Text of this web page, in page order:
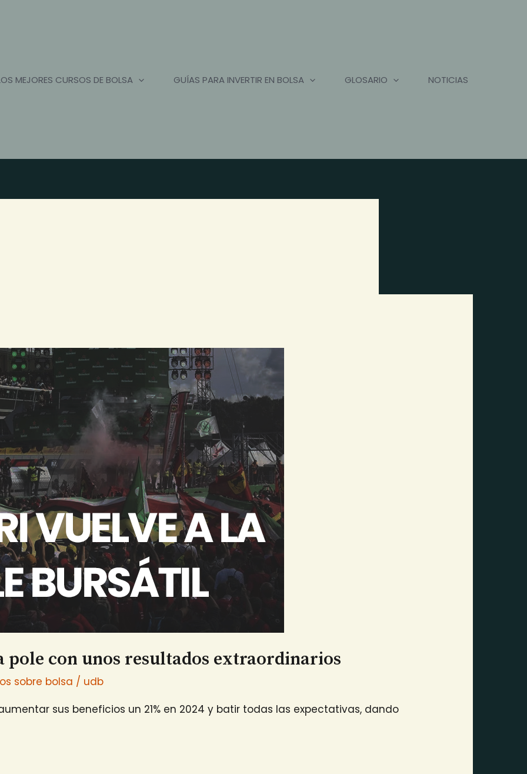
MEJORES CURSOS DE BOLSA GUÍAS PARA INVERTIR EN BOLSA GLOSARIO NOTICIAS
pole con unos resultados extraordinarios
sobre bolsa / udb
sus beneficios un 21% en 2024 y batir todas las expectativas, dando